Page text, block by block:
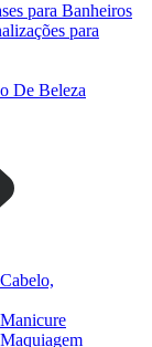
para Banheiros
para
De Beleza